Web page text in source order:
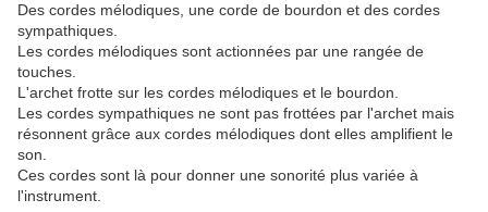
Des cordes mélodiques, une corde de bourdon et des cordes
sympathiques.
Les cordes mélodiques sont actionnées par une rangée de
touches.
L'archet frotte sur les cordes mélodiques et le bourdon.
Les cordes sympathiques ne sont pas frottées par l'archet mais
résonnent grâce aux cordes mélodiques dont elles amplifient le
son.
Ces cordes sont là pour donner une sonorité plus variée à
l'instrument.